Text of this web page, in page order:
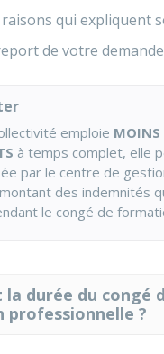
raisons qui expliquent
de votre
emploie MOINS
à temps complet, elle
par le centre de
des indemnités
le congé de
la durée du congé
?